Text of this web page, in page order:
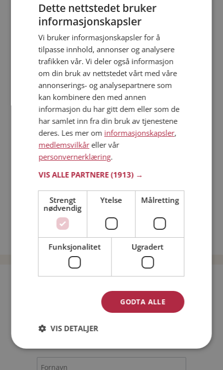
Hvis du søker dating i Årdal har du kommet til riktig sted. På
Møteplassen kan du bli medlem og søke blant tusenvis av
datinginteresserte single i Årdal
Läs mer
Trinn 1 - Bli medlem og lag en presentasjon
Trinn 2 - Slik fungerer våre søkefunksjoner
Trinn 3 - Tips til hvordan du tar kontakt
Sikker dating
Dating på mobilen
Dating på Møteplassen
Menn fra Årdal
Date kvinner i Norge
Date menn i Norge
Mann Kvinne
Dette nettstedet bruker
informasjonskapsler
Vi bruker informasjonskapsler for å
tilpasse innhold, annonser og analysere
trafikken vår. Vi deler også informasjon
om din bruk av nettstedet vårt med våre
annonserings- og analysepartnere som
kan kombinere den med annen
informasjon du har gitt dem eller som de
har samlet inn fra din bruk av tjenestene
deres. Les mer om informasjonskapsler,
medlemsvilkåreller vår
personvernerklæring.
VIS ALLE PARTNERE(1913) →
Strengt
nødvendig
Ytelse Målretting
Funksjonalitet Ugradert
GODTA ALLE
VIS DETALJER